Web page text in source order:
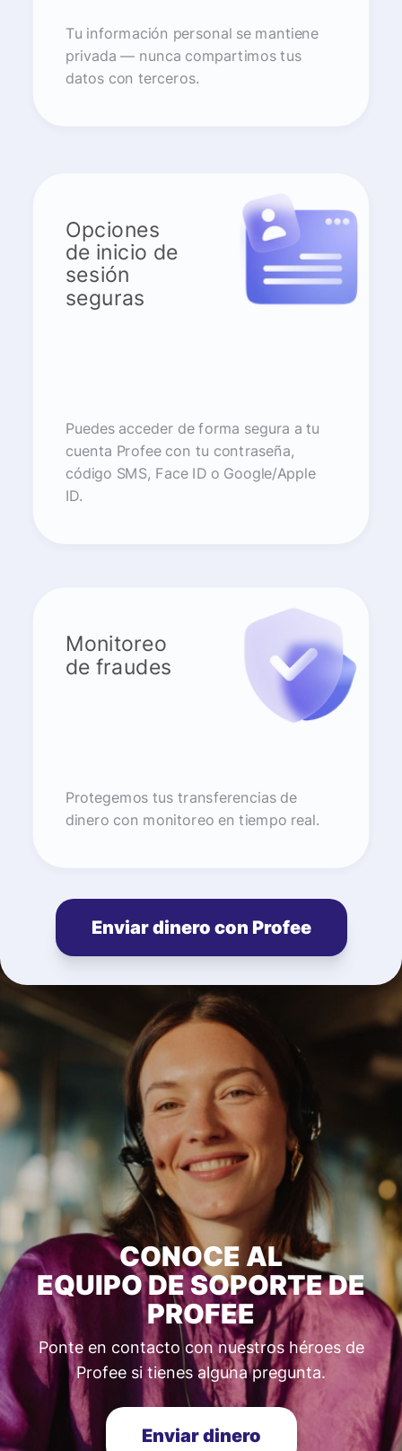
Tu información personal se mantiene
privada — nunca compartimos tus
datos con terceros.
Opciones
de inicio de
sesión
seguras
Puedes acceder de forma segura a tu
cuenta Profee con tu contraseña,
código SMS, Face ID o Google/Apple
ID.
Monitoreo
de fraudes
Protegemos tus transferencias de
dinero con monitoreo en tiempo real.
Enviar dinero con Profee
CONOCE AL
EQUIPO DE SOPORTE DE
PROFEE
Ponte en contacto con nuestros héroes de
Profee si tienes alguna pregunta.
Enviar dinero